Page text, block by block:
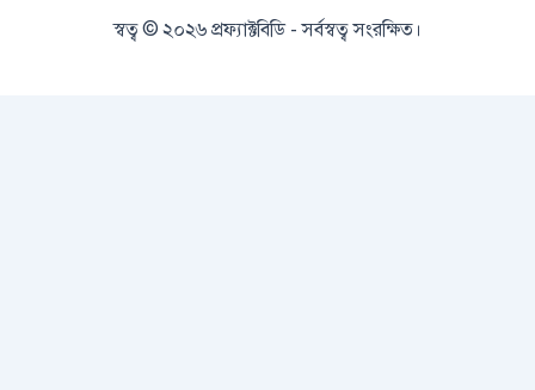
স্বত্ব © ২০২৬ প্রফ্যাক্টবিডি - সর্বস্বত্ব সংরক্ষিত।